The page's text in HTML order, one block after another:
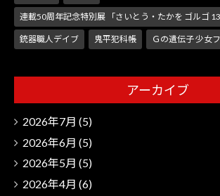
連載50周年記念特別展 「さいとう・たかを ゴルゴ 13
銃器職人デイブ 鬼平犯科帳 Ｇの遺伝子 少女
アーカイブ
2026年7月 (5)
2026年6月 (5)
2026年5月 (5)
2026年4月 (6)